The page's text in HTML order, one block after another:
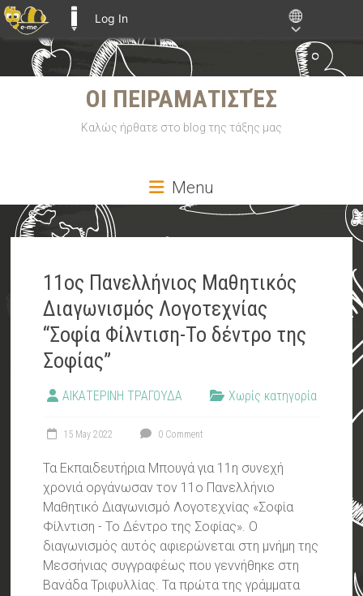
Log In
ΟΙ ΠΕΙΡΑΜΑΤΙΣΤΈΣ
Καλώς ήρθατε στο blog της τάξης μας
Menu
11ος Πανελλήνιος Μαθητικός
Διαγωνισμός Λογοτεχνίας
“Σοφία Φίλντιση-Το δέντρο της
Σοφίας”
ΑΙΚΑΤΕΡΙΝΗ ΤΡΑΓΟΥΔΑ Χωρίς κατηγορία
15 May 2022 0 Comment
Τα Εκπαιδευτήρια Μπουγά για 11η συνεχή
χρονιά οργάνωσαν τον 11ο Πανελλήνιο
Μαθητικό Διαγωνισμό Λογοτεχνίας «Σοφία
Φίλντιση - Το Δέντρο της Σοφίας». Ο
διαγωνισμός αυτός αφιερώνεται στη μνήμη της
Μεσσήνιας συγγραφέως που γεννήθηκε στη
Βανάδα Τριφυλλίας. Τα πρώτα της γράμματα